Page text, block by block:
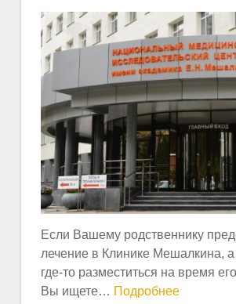
Если Вашему родственнику
лечение в Клинике Мешалкина,
где-то разместиться на время
Вы ищете… Подробнее